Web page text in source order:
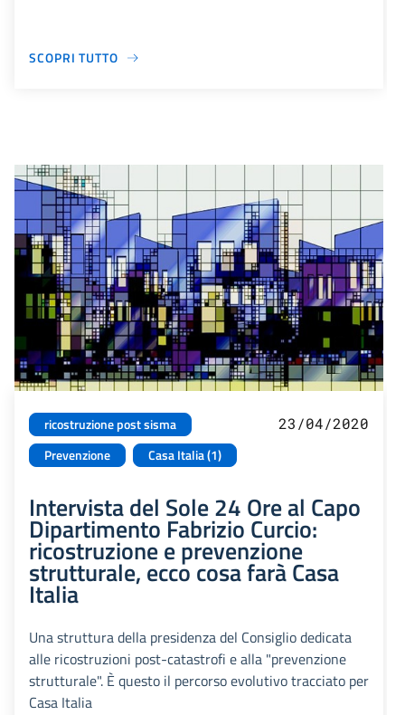
SCOPRI TUTTO
ricostruzione post sisma
Prevenzione
Casa Italia (1)
23/04/2020
Intervista del Sole 24 Ore al Capo
Dipartimento Fabrizio Curcio:
ricostruzione e prevenzione
strutturale, ecco cosa farà Casa
Italia
Una struttura della presidenza del Consiglio dedicata
alle ricostruzioni post-catastrofi e alla "prevenzione
strutturale". È questo il percorso evolutivo tracciato per
Casa Italia